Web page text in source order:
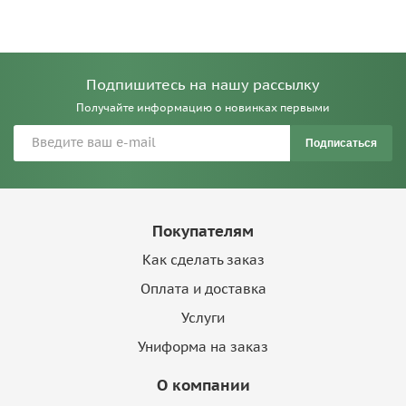
Подпишитесь на нашу рассылку
Получайте информацию о новинках первыми
Подписаться
Покупателям
Как сделать заказ
Оплата и доставка
Услуги
Униформа на заказ
О компании